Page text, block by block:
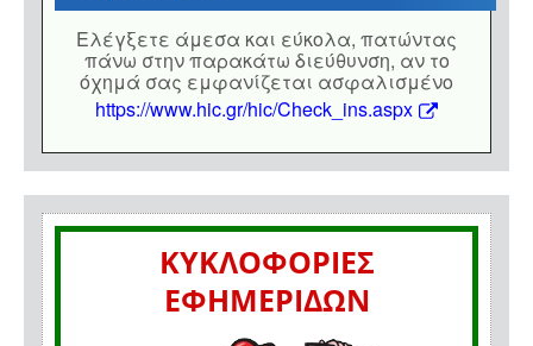
Eλέγξετε άμεσα και εύκολα, πατώντας
πάνω στην παρακάτω διεύθυνση, αν το
όχημά σας εμφανίζεται ασφαλισμένο
https://www.hic.gr/hic/Check_ins.aspx
ΚΥΚΛΟΦΟΡΙΕΣ
ΕΦΗΜΕΡΙΔΩΝ